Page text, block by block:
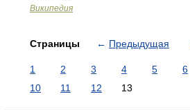
Википедия
Страницы ← Предыдущая
1 2 3 4 5 6
10
11 12 13